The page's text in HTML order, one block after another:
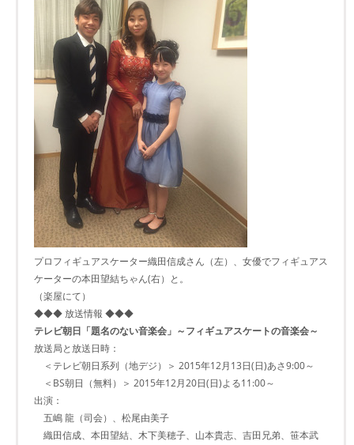
プロフィギュアスケーター織田信成さん（左）、女優でフィギュアス
ケーターの本田望結ちゃん(右）と。
（楽屋にて）
◆◆◆ 放送情報 ◆◆◆
テレビ朝日「題名のない音楽会」～フィギュアスケートの音楽会～
放送局と放送日時：
＜テレビ朝日系列（地デジ）＞ 2015年12月13日(日)あさ9:00～
＜BS朝日（無料）＞ 2015年12月20日(日)よる11:00～
出演：
五嶋 龍（司会）、松尾由美子
織田信成、本田望結、木下美穂子、山本貴志、吉田兄弟、笹本武